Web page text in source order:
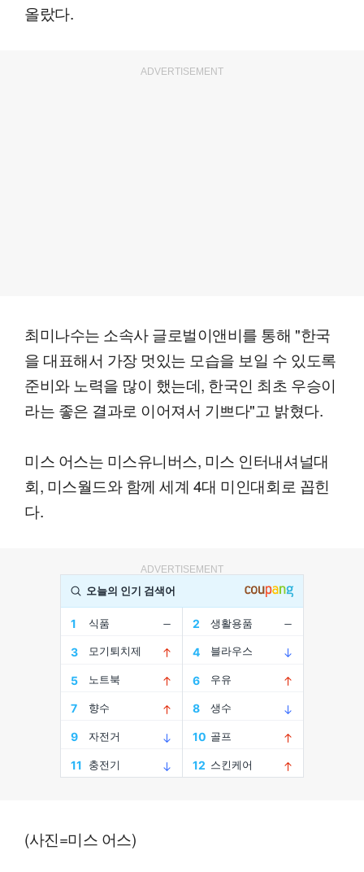
올랐다.
ADVERTISEMENT
최미나수는 소속사 글로벌이앤비를 통해 "한국
을 대표해서 가장 멋있는 모습을 보일 수 있도록
준비와 노력을 많이 했는데, 한국인 최초 우승이
라는 좋은 결과로 이어져서 기쁘다"고 밝혔다.
미스 어스는 미스유니버스, 미스 인터내셔널대
회, 미스월드와 함께 세계 4대 미인대회로 꼽힌
다.
ADVERTISEMENT
(사진=미스 어스)